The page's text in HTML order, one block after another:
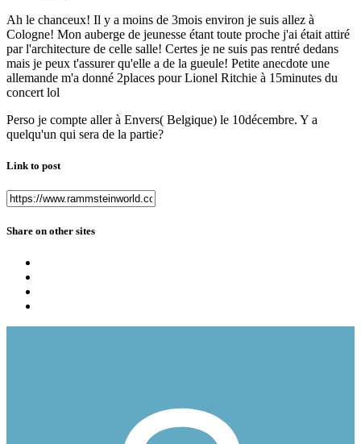
Ah le chanceux! Il y a moins de 3mois environ je suis allez à
Cologne! Mon auberge de jeunesse étant toute proche j'ai était attiré
par l'architecture de celle salle! Certes je ne suis pas rentré dedans
mais je peux t'assurer qu'elle a de la gueule! Petite anecdote une
allemande m'a donné 2places pour Lionel Ritchie à 15minutes du
concert lol
Perso je compte aller à Envers( Belgique) le 10décembre. Y a
quelqu'un qui sera de la partie?
Link to post
Share on other sites